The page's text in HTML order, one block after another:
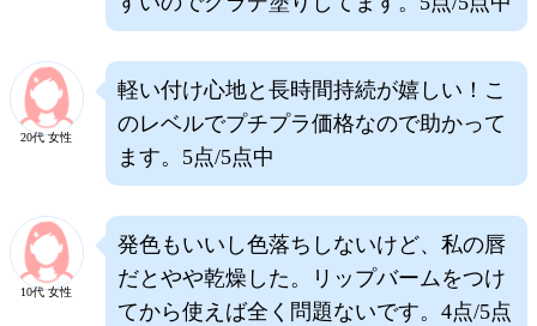
20代 女性
軽い付け心地と長時間持続が嬉しい！こ
のレベルでプチプラ価格なので助かって
ます。5点/5点中
10代 女性
発色もいいし色落ちしないけど、私の唇
だとやや乾燥した。リップバームをつけ
てから使えば全く問題ないです。4点/5点